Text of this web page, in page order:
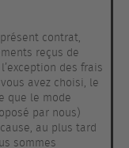
contrat,
reçus de
des frais
avez choisi, le
que le mode
par nous)
au plus tard
sommes